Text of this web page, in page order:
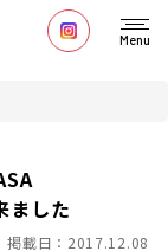
Menu
ました
掲載日：2017.12.08